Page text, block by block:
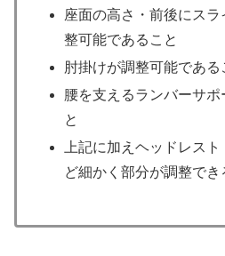
座面の高さ・前後にス
整可能であること
肘掛けが調整可能である
腰を支えるランバーサポ
と
上記に加えヘッドレス
ど細かく部分が調整でき